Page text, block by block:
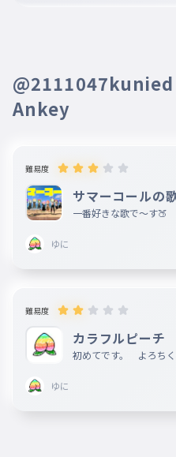
@2111047kunied
Ankey
難易度
サマーコールの
一番好きな歌で〜す🍑
ゆに
難易度
カラフルピーチ
初めてです。 よろちく
ゆに